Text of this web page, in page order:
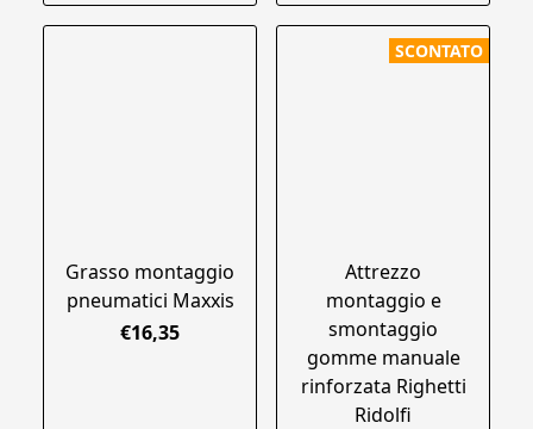
Grasso montaggio
pneumatici Maxxis
€16,35
SCONTATO
Attrezzo
montaggio e
smontaggio
gomme manuale
rinforzata Righetti
Ridolfi